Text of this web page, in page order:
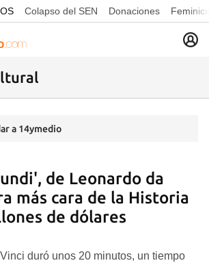
Colapso del SEN Donaciones
a 14ymedio
de Leonardo da
más cara de la Historia
de dólares
duró unos 20 minutos, un tiempo